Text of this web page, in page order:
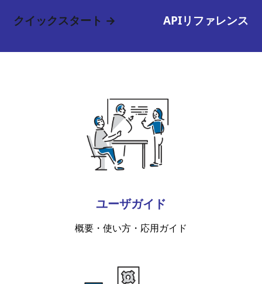
クイックスタート → APIリファレンス
ユーザガイド
概要・使い方・応用ガイド